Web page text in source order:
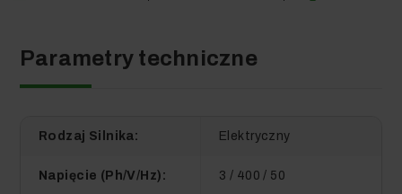
Parametry techniczne
Rodzaj Silnika: Elektryczny
Napięcie (Ph/V/Hz): 3 / 400 / 50